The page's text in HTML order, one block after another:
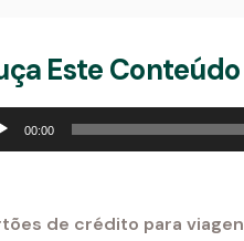
Este
00:00
de crédito para